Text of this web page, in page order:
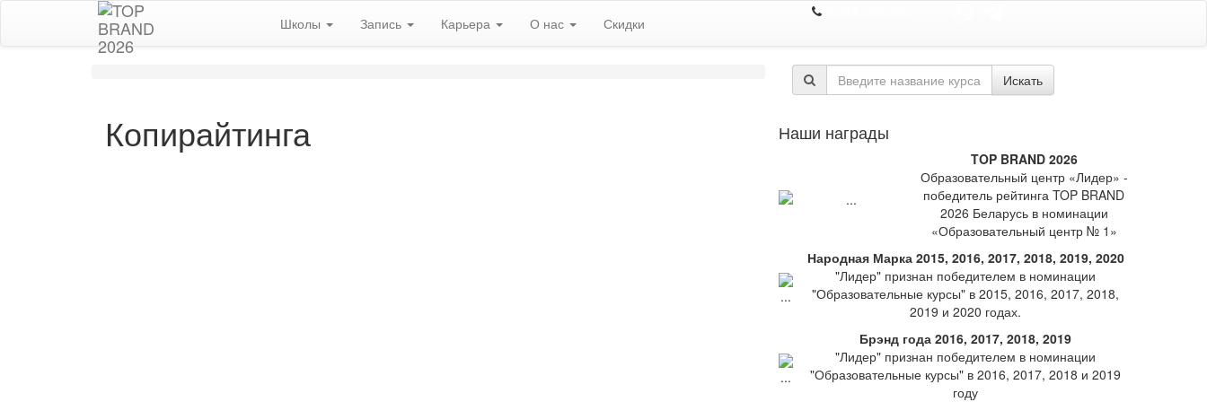
Школы Запись Карьера О нас Скидки
Искать
Копирайтинга Наши награды
TOP BRAND 2026
Образовательный центр «Лидер» -
победитель рейтинга TOP BRAND
2026 Беларусь в номинации
«Образовательный центр № 1»
Народная Марка 2015, 2016, 2017, 2018, 2019, 2020
"Лидер" признан победителем в номинации
"Образовательные курсы" в 2015, 2016, 2017, 2018,
2019 и 2020 годах.
Брэнд года 2016, 2017, 2018, 2019
"Лидер" признан победителем в номинации
"Образовательные курсы" в 2016, 2017, 2018 и 2019
году